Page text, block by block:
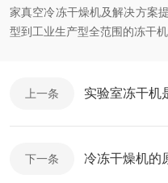
家真空冷冻干燥机及解决方案
型到工业生产型全范围的冻干
上一条 实验室冻干机
下一条 冷冻干燥机的